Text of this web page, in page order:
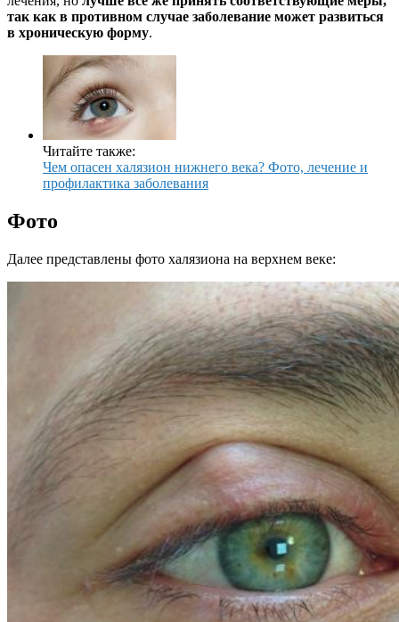
так как в противном случае заболевание может развиться
в хроническую форму.
Читайте также:
Чем опасен халязион нижнего века? Фото, лечение и
профилактика заболевания
Фото
Далее представлены фото халязиона на верхнем веке: